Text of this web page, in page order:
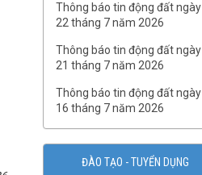
Thông báo tin động đất ngày
22 tháng 7 năm 2026
Thông báo tin động đất ngày
21 tháng 7 năm 2026
Thông báo tin động đất ngày
16 tháng 7 năm 2026
ĐÀO TẠO - TUYỂN DỤNG
Hàn lâm Khoa học và Công
nghệ Việt Nam
QĐ02/QĐ-VCKHTĐ.Phòng
Quản lý tổng hợp
QĐ32/QĐ-VCKHTĐ.Phòng Vật
lý địa chất
QĐ31/QĐ-VCKHTĐ.Phòng
ly
QĐ30/QĐ-VCKHTĐ.Phòng Địa